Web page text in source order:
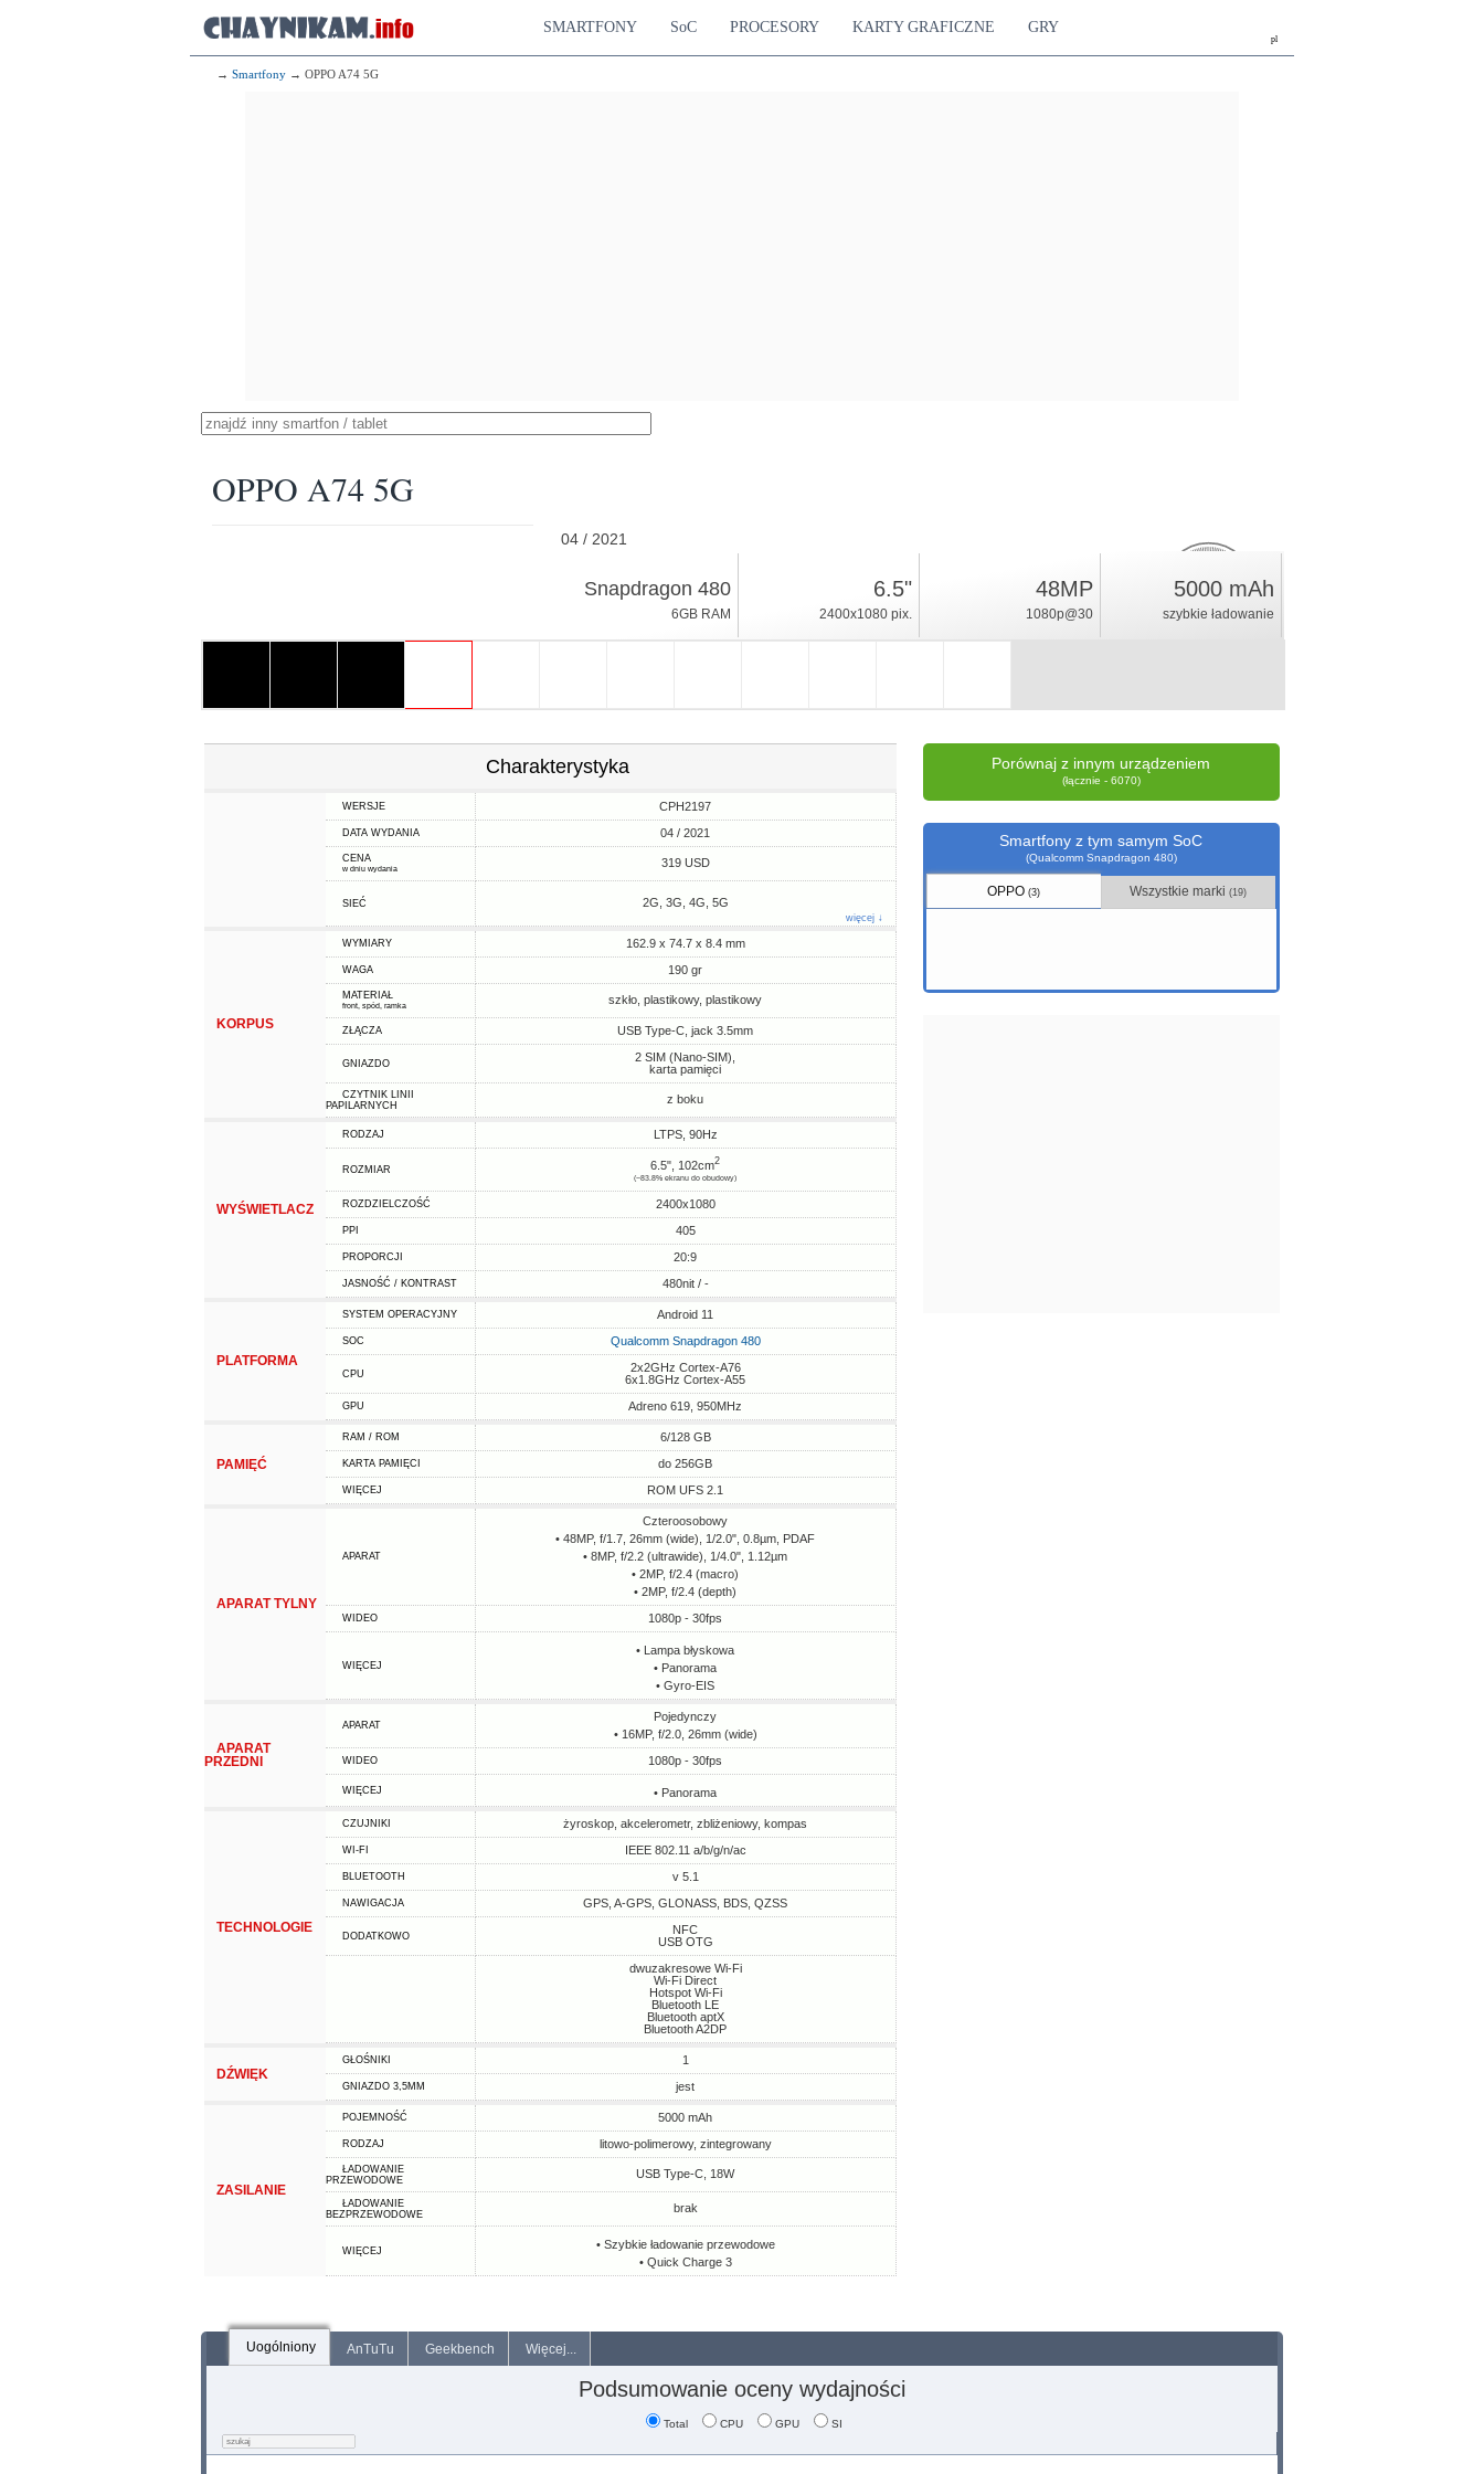
pl
SMARTFONY SoC PROCESORY KARTY GRAFICZNE GRY
→ Smartfony → OPPO A74 5G
OPPO A74 5G
04 / 2021
Android 11
12.6
ocena
Snapdragon 480
6GB RAM
6.5"
2400x1080 pix.
48MP
1080p@30
5000 mAh
szybkie ładowanie
Charakterystyka
WERSJE CPH2197
DATA WYDANIA 04 / 2021
CENA
w dniu wydania 319 USD
SIEĆ 2G, 3G, 4G, 5G
więcej ↓
KORPUS
WYMIARY 162.9 x 74.7 x 8.4 mm
WAGA 190 gr
MATERIAŁ
front, spód, ramka szkło, plastikowy, plastikowy
ZŁĄCZA USB Type-C, jack 3.5mm
GNIAZDO
2 SIM (Nano-SIM),
karta pamięci
CZYTNIK LINII
PAPILARNYCH
z boku
WYŚWIETLACZ
RODZAJ LTPS, 90Hz
ROZMIAR 6.5", 102cm2
(~83.8% ekranu do obudowy)
ROZDZIELCZOŚĆ 2400x1080
PPI 405
PROPORCJI 20:9
JASNOŚĆ / KONTRAST 480nit / -
PLATFORMA
SYSTEM OPERACYJNY Android 11
SOC Qualcomm Snapdragon 480
CPU
2x2GHz Cortex-A76
6x1.8GHz Cortex-A55
GPU Adreno 619, 950MHz
PAMIĘĆ
RAM / ROM 6/128 GB
KARTA PAMIĘCI do 256GB
WIĘCEJ ROM UFS 2.1
APARAT TYLNY
APARAT
Czteroosobowy
• 48MP, f/1.7, 26mm (wide), 1/2.0", 0.8µm, PDAF
• 8MP, f/2.2 (ultrawide), 1/4.0", 1.12µm
• 2MP, f/2.4 (macro)
• 2MP, f/2.4 (depth)
WIDEO 1080p - 30fps
WIĘCEJ
• Lampa błyskowa
• Panorama
• Gyro-EIS
APARAT
PRZEDNI
APARAT
Pojedynczy
• 16MP, f/2.0, 26mm (wide)
WIDEO 1080p - 30fps
WIĘCEJ • Panorama
TECHNOLOGIE
CZUJNIKI żyroskop, akcelerometr, zbliżeniowy, kompas
WI-FI IEEE 802.11 a/b/g/n/ac
BLUETOOTH v 5.1
NAWIGACJA GPS, A-GPS, GLONASS, BDS, QZSS
DODATKOWO
NFC
USB OTG
dwuzakresowe Wi-Fi
Wi-Fi Direct
Hotspot Wi-Fi
Bluetooth LE
Bluetooth aptX
Bluetooth A2DP
DŹWIĘK
GŁOŚNIKI 1
GNIAZDO 3,5MM jest
ZASILANIE
POJEMNOŚĆ 5000 mAh
RODZAJ litowo-polimerowy, zintegrowany
ŁADOWANIE
PRZEWODOWE
USB Type-C, 18W
ŁADOWANIE
BEZPRZEWODOWE
brak
WIĘCEJ
• Szybkie ładowanie przewodowe
• Quick Charge 3
Porównaj z innym urządzeniem
(łącznie - 6070)
Smartfony z tym samym SoC
(Qualcomm Snapdragon 480)
OPPO(3) Wszystkie marki(19)
Uogólniony AnTuTu Geekbench Więcej...
Podsumowanie oceny wydajności
Total CPU GPU SI